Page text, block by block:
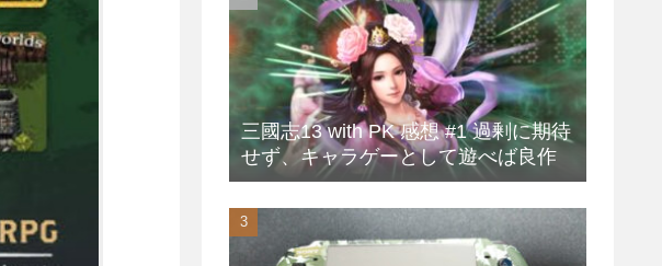
三國志13 with PK 感想 #1 過剰に期待
せず、キャラゲーとして遊べば良作